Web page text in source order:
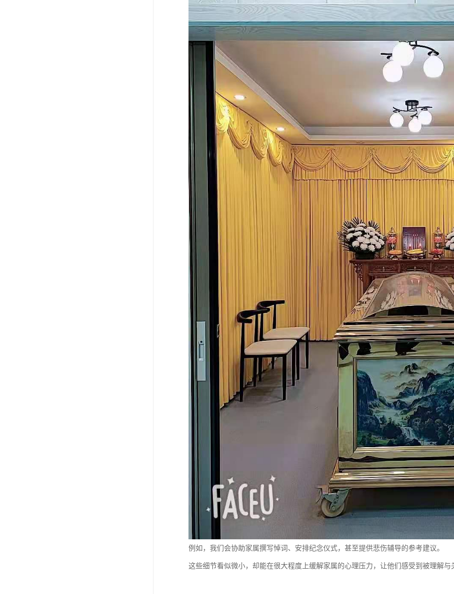
例如，我们会协助家属撰写悼词、安排纪念仪式，甚至提供悲伤辅导的参考建议。
这些细节看似微小，却能在很大程度上缓解家属的心理压力，让他们感受到被理解与